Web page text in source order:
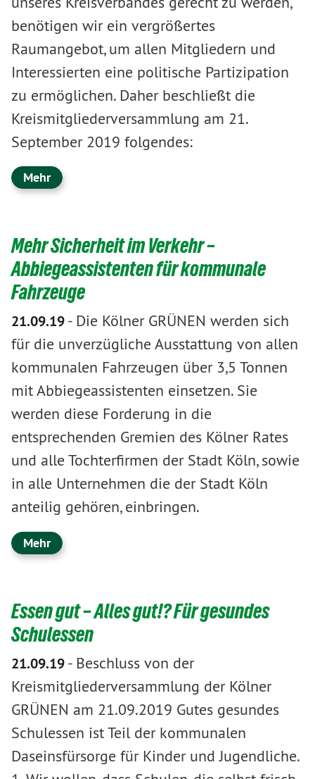
benötigen wir ein vergrößertes
Raumangebot, um allen Mitgliedern und
Interessierten eine politische Partizipation
zu ermöglichen. Daher beschließt die
Kreismitgliederversammlung am 21.
September 2019 folgendes:
Mehr
Mehr Sicherheit im Verkehr –
Abbiegeassistenten für kommunale
Fahrzeuge
21.09.19- Die Kölner GRÜNEN werden sich
für die unverzügliche Ausstattung von allen
kommunalen Fahrzeugen über 3,5 Tonnen
mit Abbiegeassistenten einsetzen. Sie
werden diese Forderung in die
entsprechenden Gremien des Kölner Rates
und alle Tochterfirmen der Stadt Köln, sowie
in alle Unternehmen die der Stadt Köln
anteilig gehören, einbringen.
Mehr
Essen gut – Alles gut!? Für gesundes
Schulessen
21.09.19- Beschluss von der
Kreismitgliederversammlung der Kölner
GRÜNEN am 21.09.2019 Gutes gesundes
Schulessen ist Teil der kommunalen
Daseinsfürsorge für Kinder und Jugendliche.